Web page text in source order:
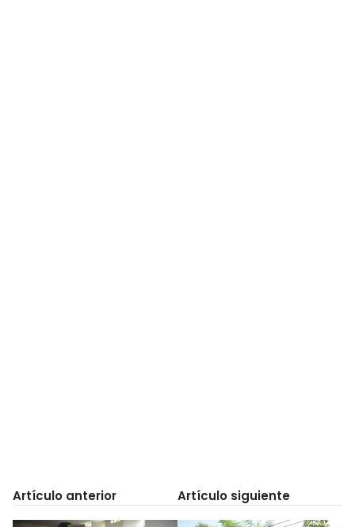
Artículo anterior Artículo siguiente